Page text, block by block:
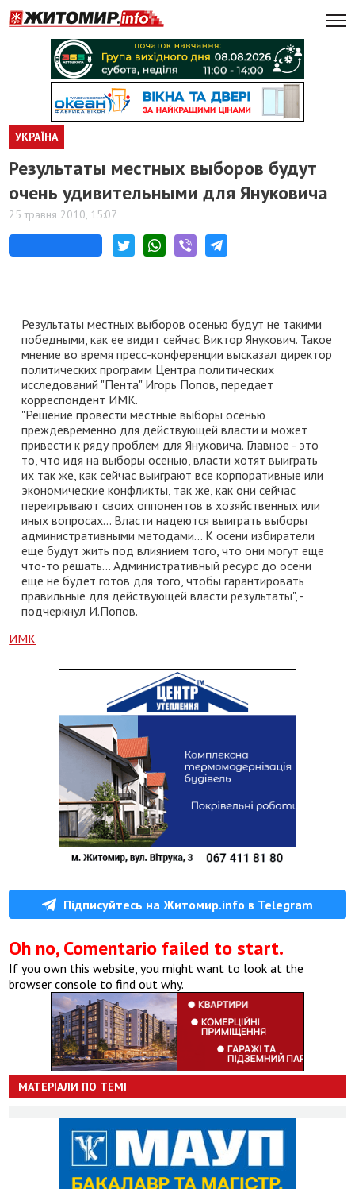
УКРАЇНА
Результаты местных выборов будут
очень удивительными для Януковича
25 травня 2010, 15:07
Результаты местных выборов осенью будут не такими
победными, как ее видит сейчас Виктор Янукович. Такое
мнение во время пресс-конференции высказал директор
политических программ Центра политических
исследований "Пента" Игорь Попов, передает
корреспондент ИМК.
"Решение провести местные выборы осенью
преждевременно для действующей власти и может
привести к ряду проблем для Януковича. Главное - это
то, что идя на выборы осенью, власти хотят выиграть
их так же, как сейчас выиграют все корпоративные или
экономические конфликты, так же, как они сейчас
переигрывают своих оппонентов в хозяйственных или
иных вопросах... Власти надеются выиграть выборы
административными методами... К осени избиратели
еще будут жить под влиянием того, что они могут еще
что-то решать... Административный ресурс до осени
еще не будет готов для того, чтобы гарантировать
правильные для действующей власти результаты", -
подчеркнул И.Попов.
ИМК
Підписуйтесь на Житомир.info в Telegram
Oh no, Comentario failed to start.
If you own this website, you might want to look at the
browser console to find out why.
МАТЕРІАЛИ ПО ТЕМІ